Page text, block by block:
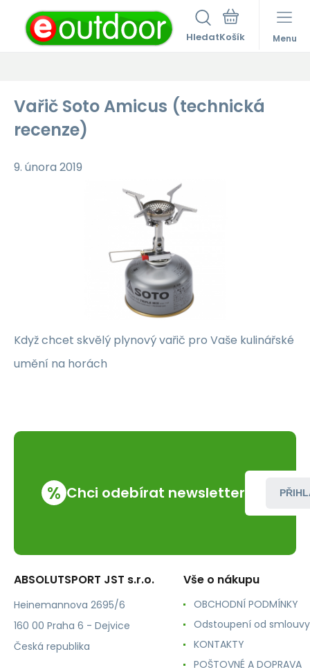
Hledat Menu
Vařič Soto Amicus (technická
recenze)
9. února 2019
Když chcet skvělý plynový vařič pro Vaše kulinářské
umění na horách
% Chci odebírat newsletter
ABSOLUTSPORT JST s.r.o.
Heinemannova 2695/6
160 00 Praha 6 - Dejvice
Česká republika
Vše o nákupu
OBCHODNÍ PODMÍNKY
Odstoupení od smlouvy
KONTAKTY
POŠTOVNÉ A DOPRAVA